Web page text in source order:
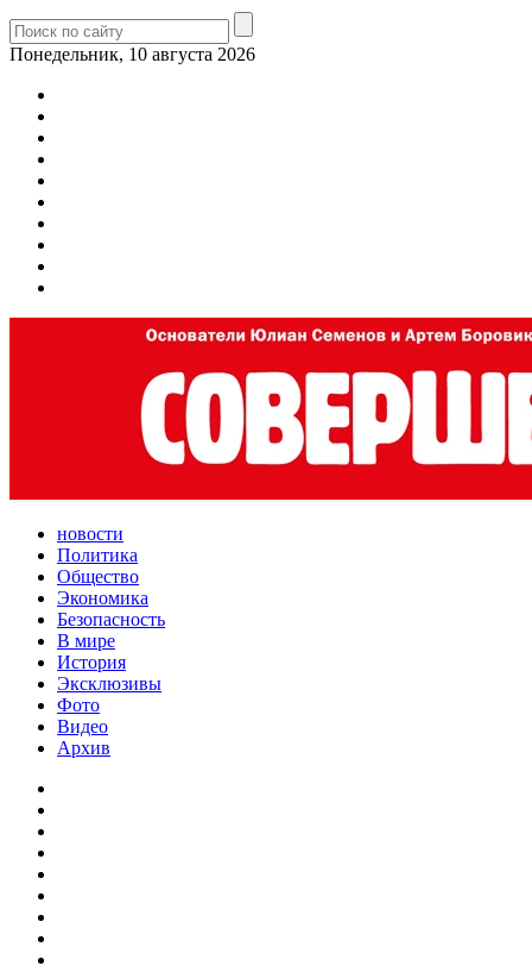
Понедельник, 10 августа 2026
новости
Политика
Общество
Экономика
Безопасность
В мире
История
Эксклюзивы
Фото
Видео
Архив